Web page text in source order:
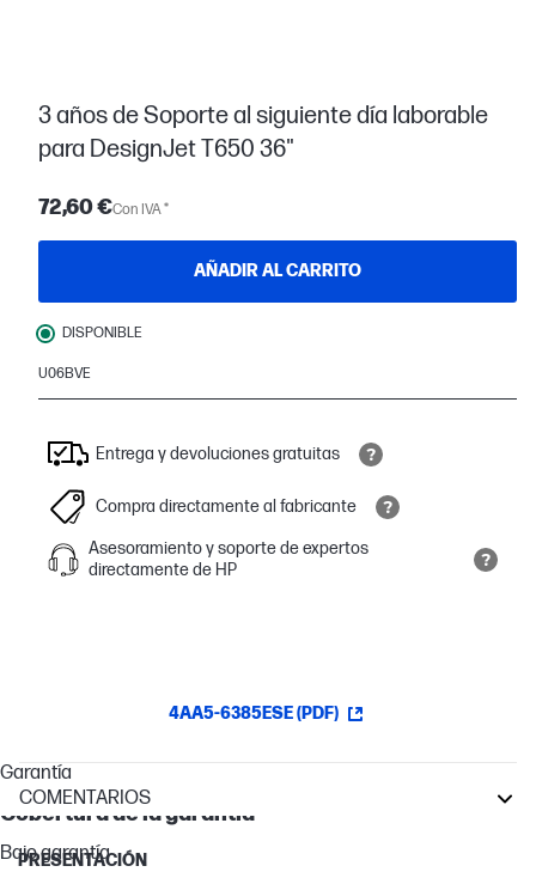
3 años de Soporte al siguiente día laborable
para DesignJet T650 36"
72,60 €Con IVA *
AÑADIR AL CARRITO
DISPONIBLE
U06BVE
Entrega y devoluciones gratuitas
Compra directamente al fabricante
Asesoramiento y soporte de expertos
directamente de HP
4AA5-6385ESE (PDF)
Garantía
Cobertura de la garantía
Bajo garantía
COMENTARIOS
PRESENTACIÓN